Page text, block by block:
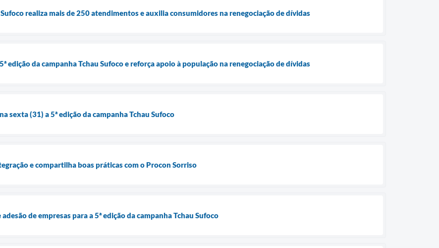
realiza mais de 250 atendimentos e auxilia consumidores na renegociação de dívidas
edição da campanha Tchau Sufoco e reforça apoio à população na renegociação de dívidas
sexta (31) a 5ª edição da campanha Tchau Sufoco
e compartilha boas práticas com o Procon Sorriso
de empresas para a 5ª edição da campanha Tchau Sufoco